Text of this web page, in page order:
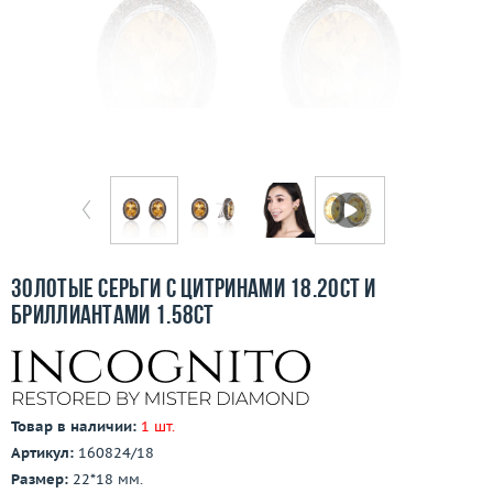
Бесплатная доставка
Контакты
Заказать звонок
Золотые серьги с цитринами 18.20ct и
бриллиантами 1.58ct
Товар в наличии: 1 шт.
Артикул: 160824/18
Размер: 22*18 мм.